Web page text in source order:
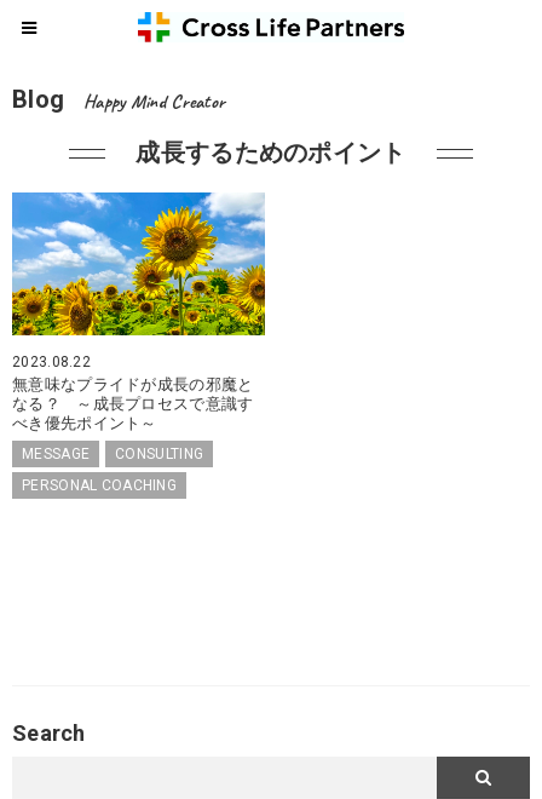
Blog Happy Mind Creator
成長するためのポイント
2023.08.22
無意味なプライドが成長の邪魔と
なる？ ～成長プロセスで意識す
べき優先ポイント～
MESSAGE
CONSULTING
PERSONAL COACHING
Search